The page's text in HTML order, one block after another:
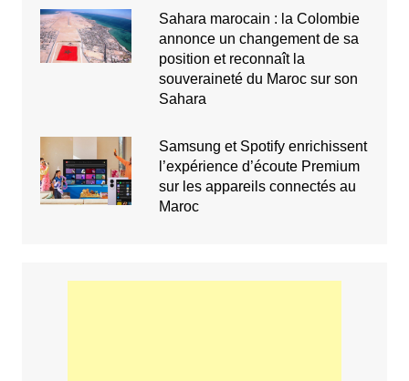
Sahara marocain : la Colombie
annonce un changement de sa
position et reconnaît la
souveraineté du Maroc sur son
Sahara
Samsung et Spotify enrichissent
l’expérience d’écoute Premium
sur les appareils connectés au
Maroc